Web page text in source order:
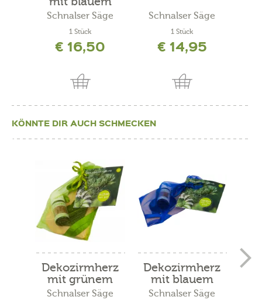
Filz...
Schnalser Säge
1 Stück
€ 16,50
Schnalser Säge
1 Stück
€ 14,95
KÖNNTE DIR AUCH SCHMECKEN
Dekozirmherz
mit grünem
Filz...
Schnalser Säge
Dekozirmherz
mit blauem
Filz...
Schnalser Säge